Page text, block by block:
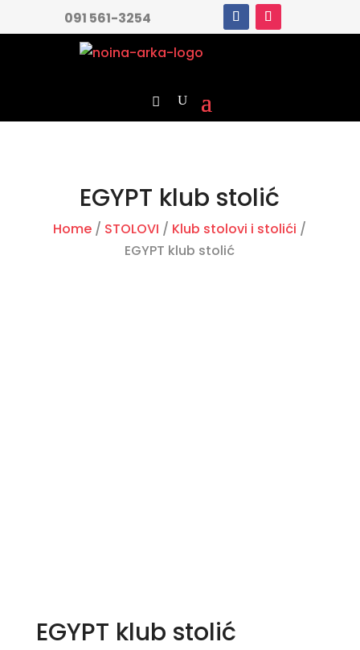
091 561-3254
EGYPT klub stolić
Home / STOLOVI / Klub stolovi i stolići /
EGYPT klub stolić
EGYPT klub stolić